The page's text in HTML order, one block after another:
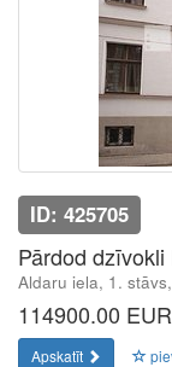
ID: 425705
Pārdod
Aldaru iela, 1.
114900.00 EUR
Apskatīt